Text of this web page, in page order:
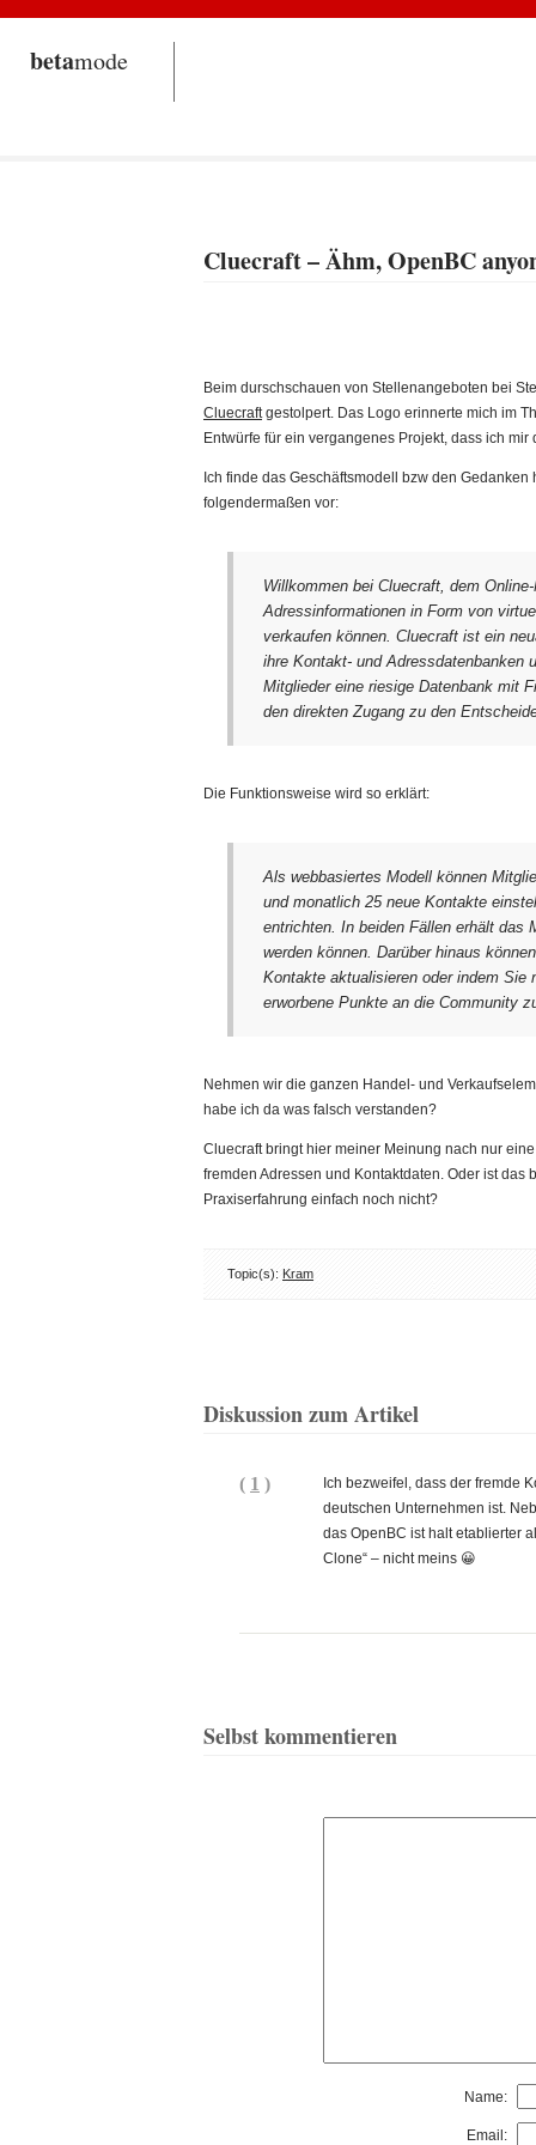
betamode
Cluecraft – Ähm, OpenBC
Beim durschschauen von Stellenangeboten bei
Cluecraftgestolpert. Das Logo erinnerte mich im
Entwürfe für ein vergangenes Projekt, dass ich
Ich finde das Geschäftsmodell bzw den
folgendermaßen vor:
Willkommen bei Cluecraft, dem
Adressinformationen in Form von
verkaufen können. Cluecraft ist ein
ihre Kontakt- und Adressdatenbanken
Mitglieder eine riesige Datenbank mit
den direkten Zugang zu den
Die Funktionsweise wird so erklärt:
Als webbasiertes Modell können
und monatlich 25 neue Kontakte
entrichten. In beiden Fällen erhält das
werden können. Darüber hinaus
Kontakte aktualisieren oder indem Sie
erworbene Punkte an die Community
Nehmen wir die ganzen Handel- und
habe ich da was falsch verstanden?
Cluecraft bringt hier meiner Meinung nach nur
fremden Adressen und Kontaktdaten. Oder ist
Praxiserfahrung einfach noch nicht?
Topic(s): Kram
Diskussion zum Artikel
( 1 )
Ich bezweifel, dass der fremde
deutschen Unternehmen ist.
das OpenBC ist halt etablierter
Clone“ – nicht meins 😀
Selbst kommentieren
Name:
Email: